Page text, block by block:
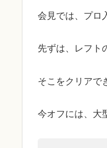
会見では、プロ
先ずは、レフト
そこをクリアで
今オフには、大